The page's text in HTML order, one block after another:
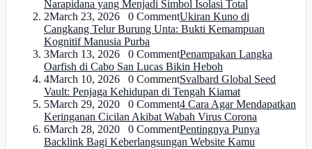
Narapidana yang Menjadi Simbol Isolasi Total
2March 23, 2026 0 CommentUkiran Kuno di
Cangkang Telur Burung Unta: Bukti Kemampuan
Kognitif Manusia Purba
3March 13, 2026 0 CommentPenampakan Langka
Oarfish di Cabo San Lucas Bikin Heboh
4March 10, 2026 0 CommentSvalbard Global Seed
Vault: Penjaga Kehidupan di Tengah Kiamat
5March 29, 2020 0 Comment4 Cara Agar Mendapatkan
Keringanan Cicilan Akibat Wabah Virus Corona
6March 28, 2020 0 CommentPentingnya Punya
Backlink Bagi Keberlangsungan Website Kamu